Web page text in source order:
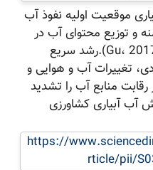
موقعیت اولیه نفوذ آب
و توزیع محتوای آب در
خاک‌ها تأثیر می‌گذارد (Gu، 2017).رشد سریع
تغییرات آب و هوایی و
رقابت منابع آب را تشدید
آب آبیاری کشاورزی
https://
rticle/pii/